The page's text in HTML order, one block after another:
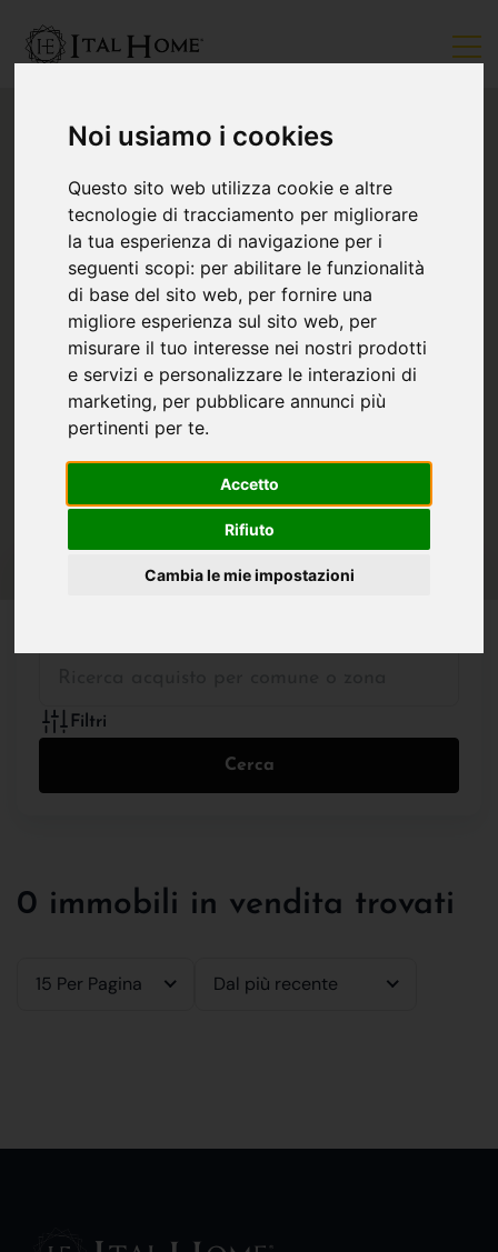
Noi usiamo i cookies
Questo sito web utilizza cookie e altre
tecnologie di tracciamento per migliorare
la tua esperienza di navigazione per i
seguenti scopi: per abilitare le funzionalità
di base del sito web, per fornire una
migliore esperienza sul sito web, per
misurare il tuo interesse nei nostri prodotti
e servizi e personalizzare le interazioni di
marketing, per pubblicare annunci più
pertinenti per te.
Accetto
Rifiuto
Cambia le mie impostazioni
Filtri
Cerca
0 immobili in vendita trovati
15 Per Pagina Dal più recente